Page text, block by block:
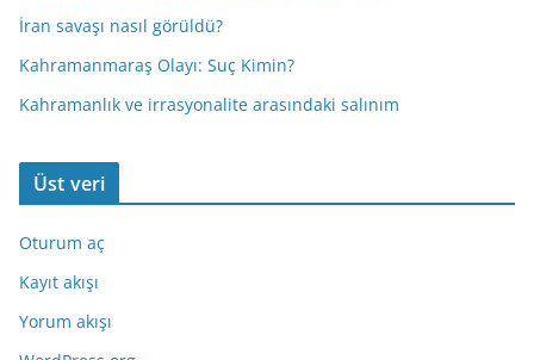
İran savaşı nasıl görüldü?
Kahramanmaraş Olayı: Suç Kimin?
Kahramanlık ve irrasyonalite arasındaki salınım
Üst veri
Oturum aç
Kayıt akışı
Yorum akışı